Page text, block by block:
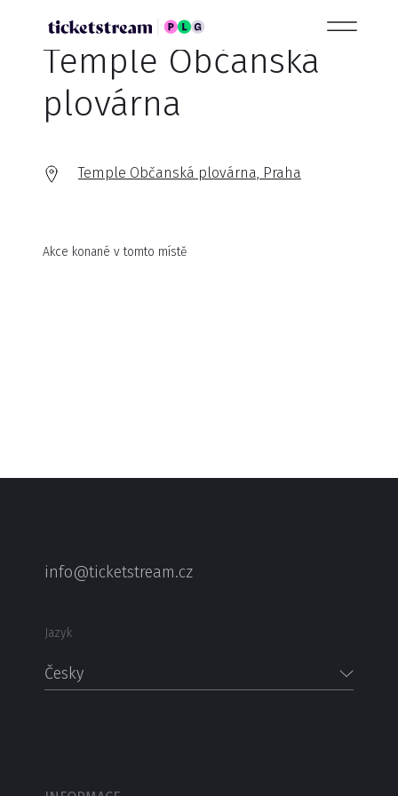
Temple Občanská
plovárna
Temple Občanská plovárna, Praha
Akce konané v tomto místě
info@ticketstream.cz
Jazyk
Česky